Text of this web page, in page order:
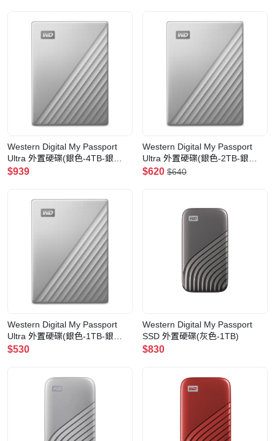
Western Digital My Passport
Ultra 外置硬碟(銀色-4TB-銀
色-4TB)
$939
Western Digital My Passport
Ultra 外置硬碟(銀色-2TB-銀
色-2TB)
$620 $640
Western Digital My Passport
Ultra 外置硬碟(銀色-1TB-銀
色-1TB)
$530
Western Digital My Passport
SSD 外置硬碟(灰色-1TB)
$830